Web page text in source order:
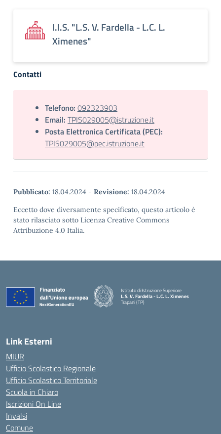
I.I.S. "L.S. V. Fardella - L.C. L.
Ximenes"
Contatti
Telefono: 092323903
Email: TPIS029005@istruzione.it
Posta Elettronica Certificata (PEC):
TPIS029005@pec.istruzione.it
Pubblicato: 18.04.2024 - Revisione: 18.04.2024
Eccetto dove diversamente specificato, questo articolo è
stato rilasciato sotto Licenza Creative Commons
Attribuzione 4.0 Italia.
Istituto di Istruzione Superiore
L.S. V. Fardella - L.C. L. Ximenes
Trapani (TP)
Link Esterni
MIUR
Ufficio Scolastico Regionale
Ufficio Scolastico Territoriale
Scuola in Chiaro
Iscrizioni On Line
Invalsi
Comune